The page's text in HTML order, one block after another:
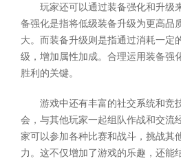
玩家还可以通过装备强化和升级
备强化是指将低级装备升级为更高品
大。而装备升级则是指通过消耗一定
级，增加属性加成。合理运用装备强
胜利的关键。
游戏中还有丰富的社交系统和竞
会，与其他玩家一起组队作战和交流
家可以参加各种比赛和战斗，挑战其
力。这不仅增加了游戏的乐趣，还能